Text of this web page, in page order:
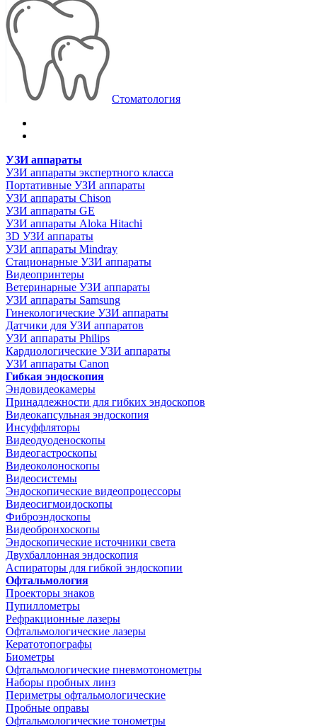
Стоматология
УЗИ аппараты
УЗИ аппараты экспертного класса
Портативные УЗИ аппараты
УЗИ аппараты Chison
УЗИ аппараты GE
УЗИ аппараты Aloka Hitachi
3D УЗИ аппараты
УЗИ аппараты Mindray
Стационарные УЗИ аппараты
Видеопринтеры
Ветеринарные УЗИ аппараты
УЗИ аппараты Samsung
Гинекологические УЗИ аппараты
Датчики для УЗИ аппаратов
УЗИ аппараты Philips
Кардиологические УЗИ аппараты
УЗИ аппараты Canon
Гибкая эндоскопия
Эндовидеокамеры
Принадлежности для гибких эндоскопов
Видеокапсульная эндоскопия
Инсуффляторы
Видеодуоденоскопы
Видеогастроскопы
Видеоколоноскопы
Видеосистемы
Эндоскопические видеопроцессоры
Видеосигмоидоскопы
Фиброэндоскопы
Видеобронхоскопы
Эндоскопические источники света
Двухбаллонная эндоскопия
Аспираторы для гибкой эндоскопии
Офтальмология
Проекторы знаков
Пупиллометры
Рефракционные лазеры
Офтальмологические лазеры
Кератотопографы
Биометры
Офтальмологические пневмотонометры
Наборы пробных линз
Периметры офтальмологические
Пробные оправы
Офтальмологические тонометры